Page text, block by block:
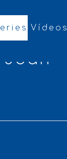
Vídeos